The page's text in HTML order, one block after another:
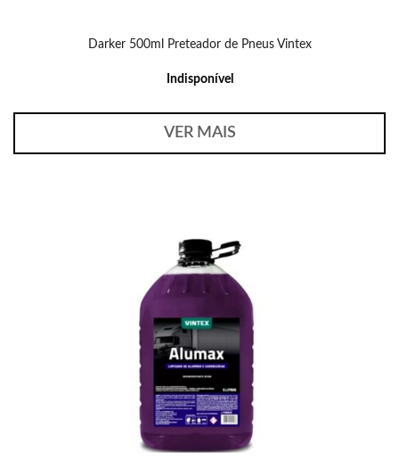
Darker 500ml Preteador de Pneus Vintex
Indisponível
VER MAIS